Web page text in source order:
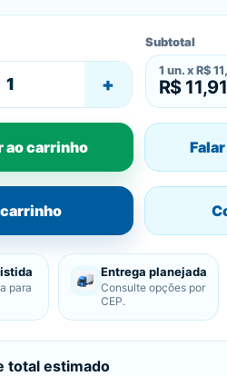
+
Subtotal
1 un. x R$
R$ 11,91
ao carrinho
para
Entrega planejada
Consulte opções por
CEP.
total estimado